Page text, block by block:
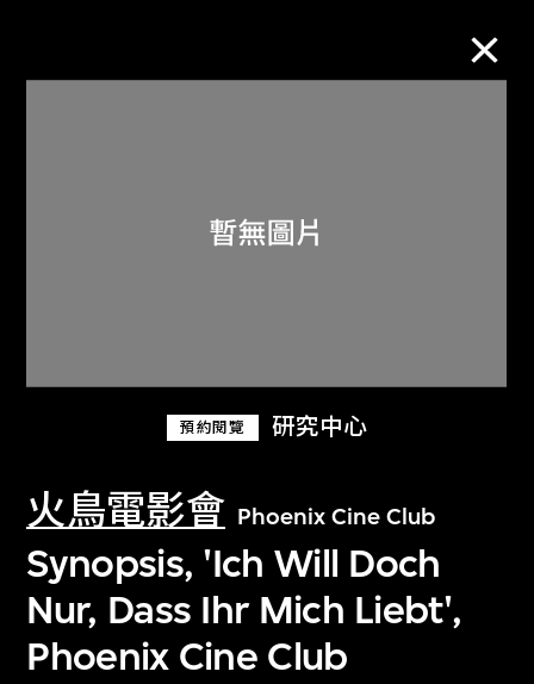
預約閱覽 研究中心
火鳥電影會 Phoenix Cine Club
Synopsis, 'Ich Will Doch
Nur, Dass Ihr Mich Liebt',
Phoenix Cine Club
關於M+藏品
探索世界頂級的二十及二十一世紀視覺
文化藏品。